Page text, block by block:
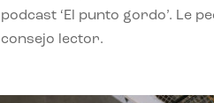
podcast ‘El punto gordo’. Le
consejo lector.